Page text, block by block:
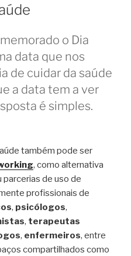
o Dia
data que nos
de cuidar da saúde
a data tem a ver
é simples.
também pode ser
, como alternativa
de uso de
profissionais de
, psicólogos,
, terapeutas
, enfermeiros, entre
compartilhados como